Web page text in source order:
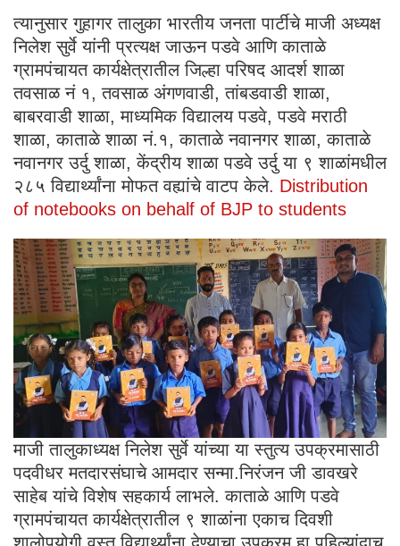
त्यानुसार गुहागर तालुका भारतीय जनता पार्टीचे माजी अध्यक्ष
निलेश सुर्वे यांनी प्रत्यक्ष जाऊन पडवे आणि काताळे
ग्रामपंचायत कार्यक्षेत्रातील जिल्हा परिषद आदर्श शाळा
तवसाळ नं १, तवसाळ अंगणवाडी, तांबडवाडी शाळा,
बाबरवाडी शाळा, माध्यमिक विद्यालय पडवे, पडवे मराठी
शाळा, काताळे शाळा नं.१, काताळे नवानगर शाळा, काताळे
नवानगर उर्दु शाळा, केंद्रीय शाळा पडवे उर्दु या ९ शाळांमधील
२८५ विद्यार्थ्यांना मोफत वह्यांचे वाटप केले. Distribution
of notebooks on behalf of BJP to students
माजी तालुकाध्यक्ष निलेश सुर्वे यांच्या या स्तुत्य उपक्रमासाठी
पदवीधर मतदारसंघाचे आमदार सन्मा.निरंजन जी डावखरे
साहेब यांचे विशेष सहकार्य लाभले. काताळे आणि पडवे
ग्रामपंचायत कार्यक्षेत्रातील ९ शाळांना एकाच दिवशी
शालोपयोगी वस्तू विद्यार्थ्यांना देण्याचा उपक्रम हा पहिल्यांदाच